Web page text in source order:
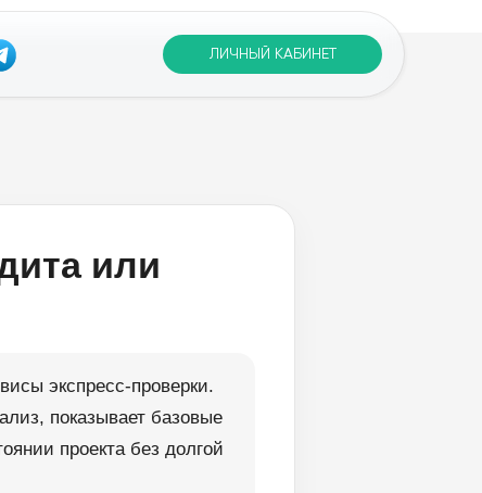
ЛИЧНЫЙ КАБИНЕТ
или
экспресс-проверки.
показывает базовые
проекта без долгой